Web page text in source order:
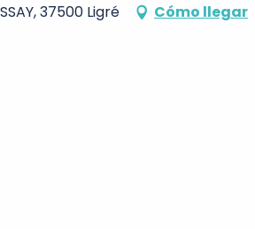
37500 Ligré Cómo llegar